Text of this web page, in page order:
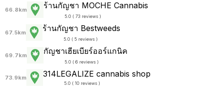
66.8km ร้านกัญชา MOCHE Cannabis
5.0 ( 73 reviews )
67.5km ร้านกัญชา Bestweeds
5.0 ( 5 reviews )
69.7km กัญชาเฮียเบียร์ออร์แกนิค
5.0 ( 6 reviews )
73.9km 314LEGALIZE cannabis shop
5.0 ( 10 reviews )